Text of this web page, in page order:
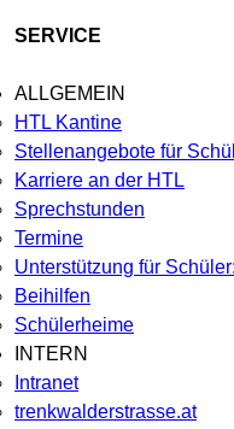
SERVICE
ALLGEMEIN
HTL Kantine
Stellenangebote für
Karriere an der HTL
Sprechstunden
Termine
Unterstützung für
Beihilfen
Schülerheime
INTERN
Intranet
trenkwalderstrasse.at